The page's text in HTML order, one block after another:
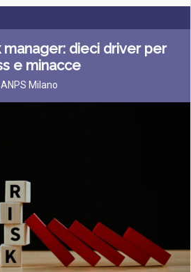
manager: dieci driver per
e minacce
Milano